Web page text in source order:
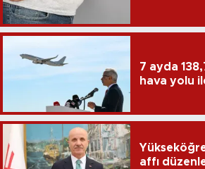
7 ayda
hava yolu
affı